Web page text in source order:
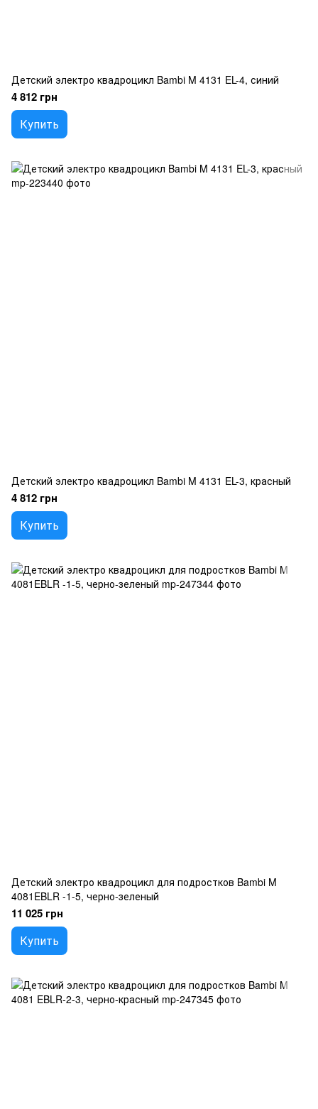
Детский электро квадроцикл Bambi M 4131 EL-4, синий
4 812 грн
Купить
Детский электро квадроцикл Bambi M 4131 EL-3, красный
4 812 грн
Купить
Детский электро квадроцикл для подростков Bambi M
4081EBLR -1-5, черно-зеленый
11 025 грн
Купить